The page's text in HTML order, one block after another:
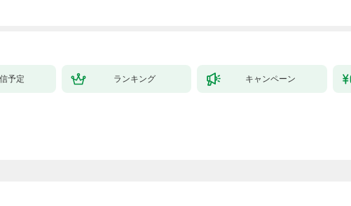
予定 ランキング キャンペーン